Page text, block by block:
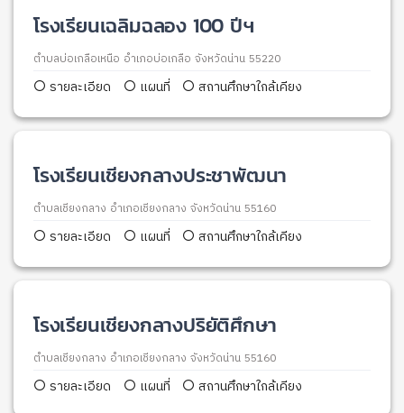
โรงเรียนเฉลิมฉลอง 100 ปีฯ
ตำบลบ่อเกลือเหนือ อำเภอบ่อเกลือ จังหวัดน่าน 55220
รายละเอียด แผนที่ สถานศึกษาใกล้เคียง
โรงเรียนเชียงกลางประชาพัฒนา
ตำบลเชียงกลาง อำเภอเชียงกลาง จังหวัดน่าน 55160
รายละเอียด แผนที่ สถานศึกษาใกล้เคียง
โรงเรียนเชียงกลางปริยัติศึกษา
ตำบลเชียงกลาง อำเภอเชียงกลาง จังหวัดน่าน 55160
รายละเอียด แผนที่ สถานศึกษาใกล้เคียง